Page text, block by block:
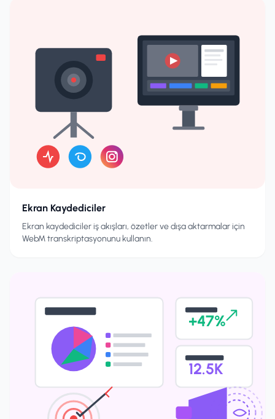
Ekran Kaydediciler
Ekran kaydediciler iş akışları, özetler ve dışa aktarmalar için
WebM transkriptasyonunu kullanın.
+47%
12.5K